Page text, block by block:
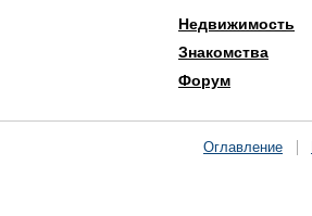
Недвижимость
Знакомства
Форум
Оглавление